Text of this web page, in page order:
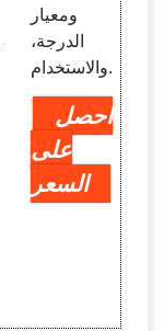
ومعيار
الدرجة،
والاستخدام.
احصل
على
السعر